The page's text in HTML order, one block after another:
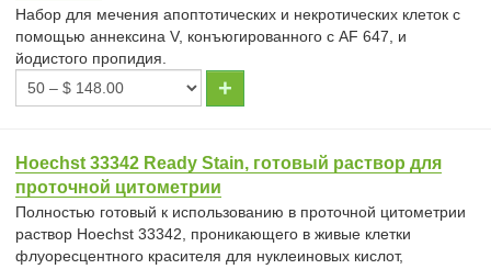
Набор для мечения апоптотических и некротических клеток с
помощью аннексина V, конъюгированного с AF 647, и
йодистого пропидия.
Hoechst 33342 Ready Stain, готовый раствор для
проточной цитометрии
Полностью готовый к использованию в проточной цитометрии
раствор Hoechst 33342, проникающего в живые клетки
флуоресцентного красителя для нуклеиновых кислот,